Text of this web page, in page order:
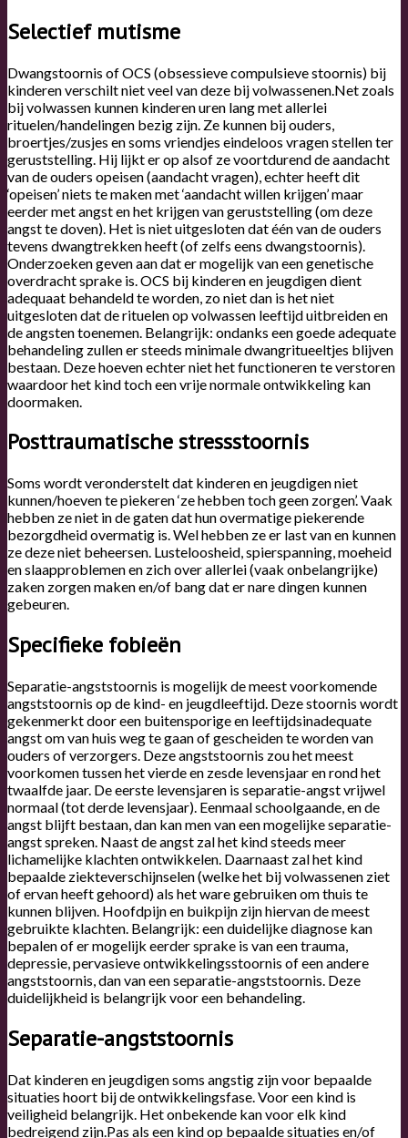
Selectief mutisme
Dwangstoornis of OCS (obsessieve compulsieve stoornis) bij
kinderen verschilt niet veel van deze bij volwassenen.Net zoals
bij volwassen kunnen kinderen uren lang met allerlei
rituelen/handelingen bezig zijn. Ze kunnen bij ouders,
broertjes/zusjes en soms vriendjes eindeloos vragen stellen ter
geruststelling. Hij lijkt er op alsof ze voortdurend de aandacht
van de ouders opeisen (aandacht vragen), echter heeft dit
‘opeisen’ niets te maken met ‘aandacht willen krijgen’ maar
eerder met angst en het krijgen van geruststelling (om deze
angst te doven). Het is niet uitgesloten dat één van de ouders
tevens dwangtrekken heeft (of zelfs eens dwangstoornis).
Onderzoeken geven aan dat er mogelijk van een genetische
overdracht sprake is. OCS bij kinderen en jeugdigen dient
adequaat behandeld te worden, zo niet dan is het niet
uitgesloten dat de rituelen op volwassen leeftijd uitbreiden en
de angsten toenemen. Belangrijk: ondanks een goede adequate
behandeling zullen er steeds minimale dwangritueeltjes blijven
bestaan. Deze hoeven echter niet het functioneren te verstoren
waardoor het kind toch een vrije normale ontwikkeling kan
doormaken.
Posttraumatische stressstoornis
Soms wordt veronderstelt dat kinderen en jeugdigen niet
kunnen/hoeven te piekeren ‘ze hebben toch geen zorgen’. Vaak
hebben ze niet in de gaten dat hun overmatige piekerende
bezorgdheid overmatig is. Wel hebben ze er last van en kunnen
ze deze niet beheersen. Lusteloosheid, spierspanning, moeheid
en slaapproblemen en zich over allerlei (vaak onbelangrijke)
zaken zorgen maken en/of bang dat er nare dingen kunnen
gebeuren.
Specifieke fobieën
Separatie-angststoornis is mogelijk de meest voorkomende
angststoornis op de kind- en jeugdleeftijd. Deze stoornis wordt
gekenmerkt door een buitensporige en leeftijdsinadequate
angst om van huis weg te gaan of gescheiden te worden van
ouders of verzorgers. Deze angststoornis zou het meest
voorkomen tussen het vierde en zesde levensjaar en rond het
twaalfde jaar. De eerste levensjaren is separatie-angst vrijwel
normaal (tot derde levensjaar). Eenmaal schoolgaande, en de
angst blijft bestaan, dan kan men van een mogelijke separatie-
angst spreken. Naast de angst zal het kind steeds meer
lichamelijke klachten ontwikkelen. Daarnaast zal het kind
bepaalde ziekteverschijnselen (welke het bij volwassenen ziet
of ervan heeft gehoord) als het ware gebruiken om thuis te
kunnen blijven. Hoofdpijn en buikpijn zijn hiervan de meest
gebruikte klachten. Belangrijk: een duidelijke diagnose kan
bepalen of er mogelijk eerder sprake is van een trauma,
depressie, pervasieve ontwikkelingsstoornis of een andere
angststoornis, dan van een separatie-angststoornis. Deze
duidelijkheid is belangrijk voor een behandeling.
Separatie-angststoornis
Dat kinderen en jeugdigen soms angstig zijn voor bepaalde
situaties hoort bij de ontwikkelingsfase. Voor een kind is
veiligheid belangrijk. Het onbekende kan voor elk kind
bedreigend zijn.Pas als een kind op bepaalde situaties en/of